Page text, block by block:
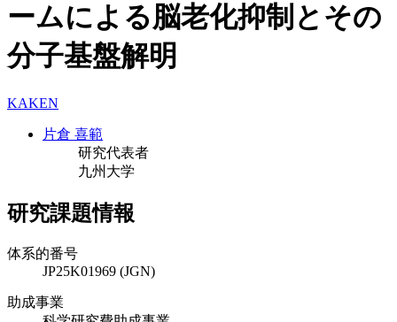
ームによる脳老化抑制とその
分子基盤解明
KAKEN
片倉 喜範
研究代表者
九州大学
研究課題情報
体系的番号
JP25K01969 (JGN)
助成事業